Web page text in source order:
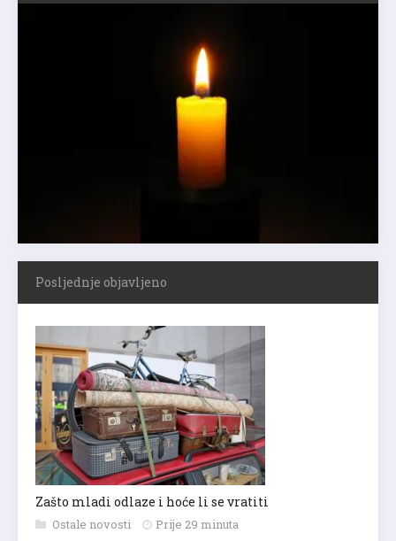
Posljednje objavljeno
Zašto mladi odlaze i hoće li se vratiti
Ostale novosti Prije 29 minuta